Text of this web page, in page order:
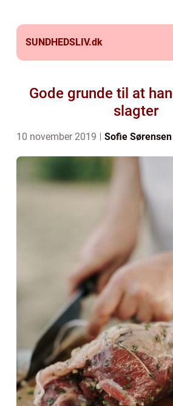
SUNDHEDSLIV.dk
Gode grunde til at
slagter
10 november 2019 Sofie Sørensen